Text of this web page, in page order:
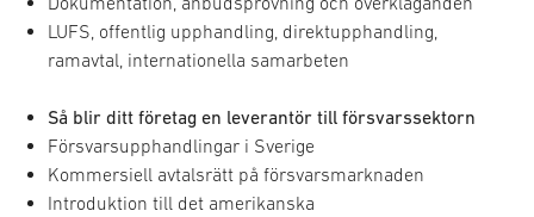
LUFS, offentlig upphandling, direktupphandling,
ramavtal, internationella samarbeten
Så blir ditt företag en leverantör till försvarssektorn
Försvarsupphandlingar i Sverige
Kommersiell avtalsrätt på försvarsmarknaden
Introduktion till det amerikanska